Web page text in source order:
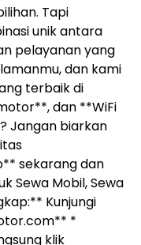
Tapi
unik antara
pelayanan yang
dan kami
terbaik di
dan **WiFi
Jangan biarkan
sekarang dan
Sewa Mobil, Sewa
Kunjungi
*
klik